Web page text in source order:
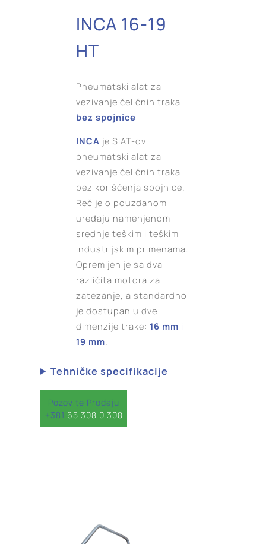
INCA 16-19
HT
Pneumatski alat za
vezivanje čeličnih traka
bez spojnice
INCA je SIAT-ov
pneumatski alat za
vezivanje čeličnih traka
bez korišćenja spojnice.
Reč je o pouzdanom
uređaju namenjenom
srednje teškim i teškim
industrijskim primenama.
Opremljen je sa dva
različita motora za
zatezanje, a standardno
je dostupan u dve
dimenzije trake: 16 mm i
19 mm.
Tehničke specifikacije
Pozovite Prodaju
+381 65 308 0 308